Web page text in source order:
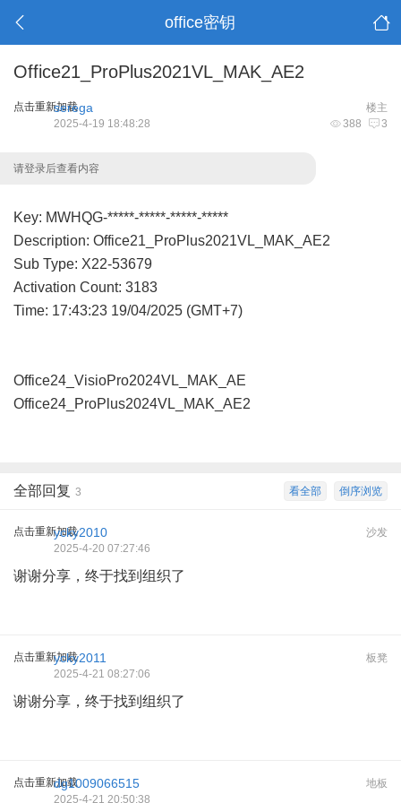
office密钥
Office21_ProPlus2021VL_MAK_AE2
点击重新加载 楼主
serega
388 3
2025-4-19 18:48:28
请登录后查看内容
Key: MWHQG-*****-*****-*****-*****
Description: Office21_ProPlus2021VL_MAK_AE2
Sub Type: X22-53679
Activation Count: 3183
Time: 17:43:23 19/04/2025 (GMT+7)
Office24_VisioPro2024VL_MAK_AE
Office24_ProPlus2024VL_MAK_AE2
倒序浏览
看全部
全部回复 3
点击重新加载 沙发
ycky2010
2025-4-20 07:27:46
谢谢分享，终于找到组织了
点击重新加载 板凳
ycky2011
2025-4-21 08:27:06
谢谢分享，终于找到组织了
点击重新加载 地板
dg1009066515
2025-4-21 20:50:38